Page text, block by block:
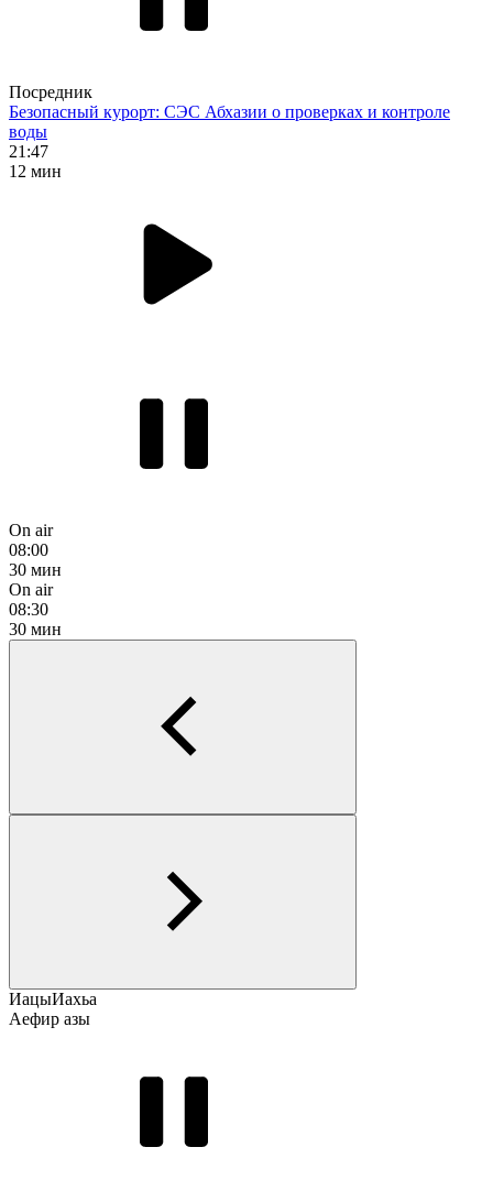
Посредник
Безопасный курорт: СЭС Абхазии о проверках и контроле
воды
21:47
12 мин
On air
08:00
30 мин
On air
08:30
30 мин
ИацыИахьа
Аефир азы